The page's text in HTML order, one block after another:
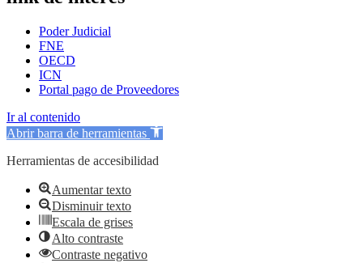
Poder Judicial
FNE
OECD
ICN
Portal pago de Proveedores
Ir al contenido
Abrir barra de herramientas
Herramientas de accesibilidad
Aumentar texto
Disminuir texto
Escala de grises
Alto contraste
Contraste negativo